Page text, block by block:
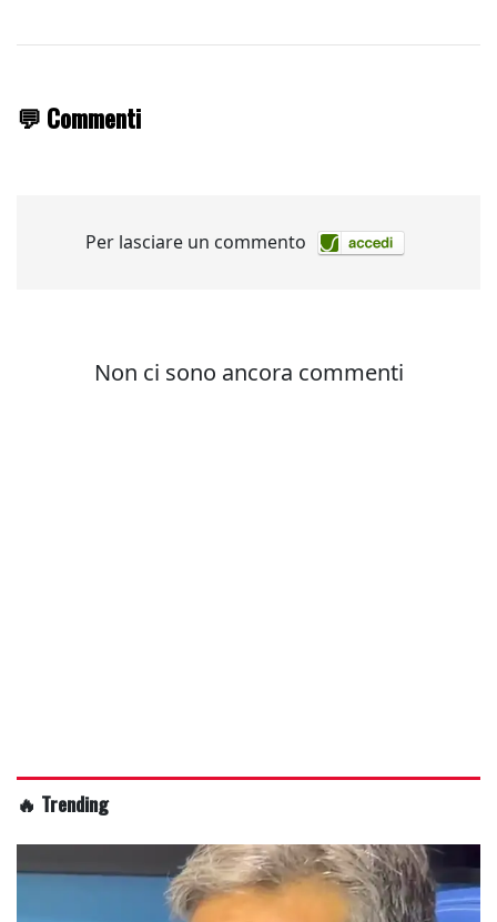
💬 Commenti
🔥 Trending